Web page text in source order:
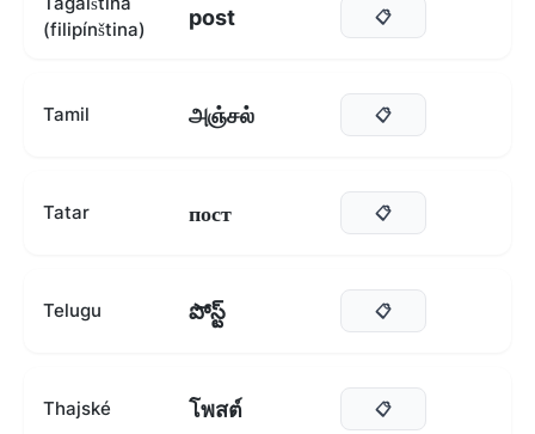
(filipínština)
post 📋
Tamil அஞ்சல் 📋
Tatar пост 📋
Telugu పోస్ట్ 📋
Thajské โพสต์ 📋